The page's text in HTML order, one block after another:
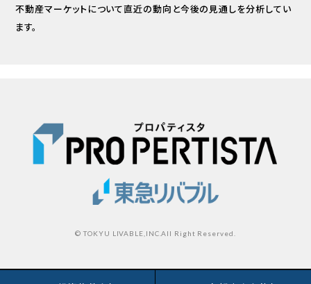
不動産マーケットについて直近の動向と今後の見通しを分析してい
ます。
© TOKYU LIVABLE,INC.All Right Reserved.